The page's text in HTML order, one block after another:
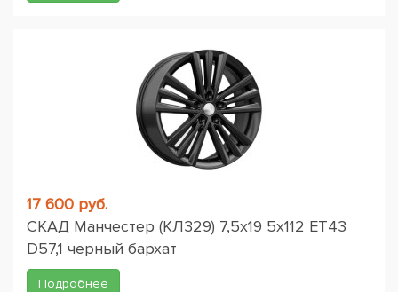
17 600 руб.
СКАД Манчестер (КЛ329) 7,5x19 5x112 ET43
D57,1 черный бархат
Подробнее